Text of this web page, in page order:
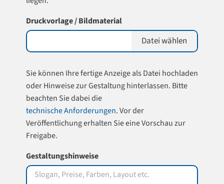
Druckvorlage / Bildmaterial
Datei wählen
Sie können Ihre fertige Anzeige als Datei hochladen
oder Hinweise zur Gestaltung hinterlassen. Bitte
beachten Sie dabei die
technische Anforderungen. Vor der
Veröffentlichung erhalten Sie eine Vorschau zur
Freigabe.
Gestaltungshinweise